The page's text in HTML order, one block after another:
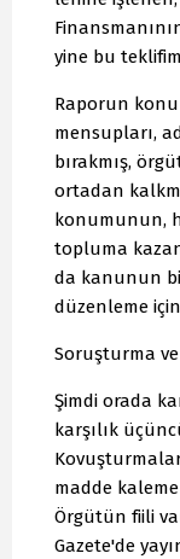
yine bu
Raporun konu
mensupları,
bırakmış,
ortadan
konumunun,
topluma
da kanunun
düzenleme
Soruşturma
Şimdi orada
karşılık
madde
Örgütün fiili
Gazete'de